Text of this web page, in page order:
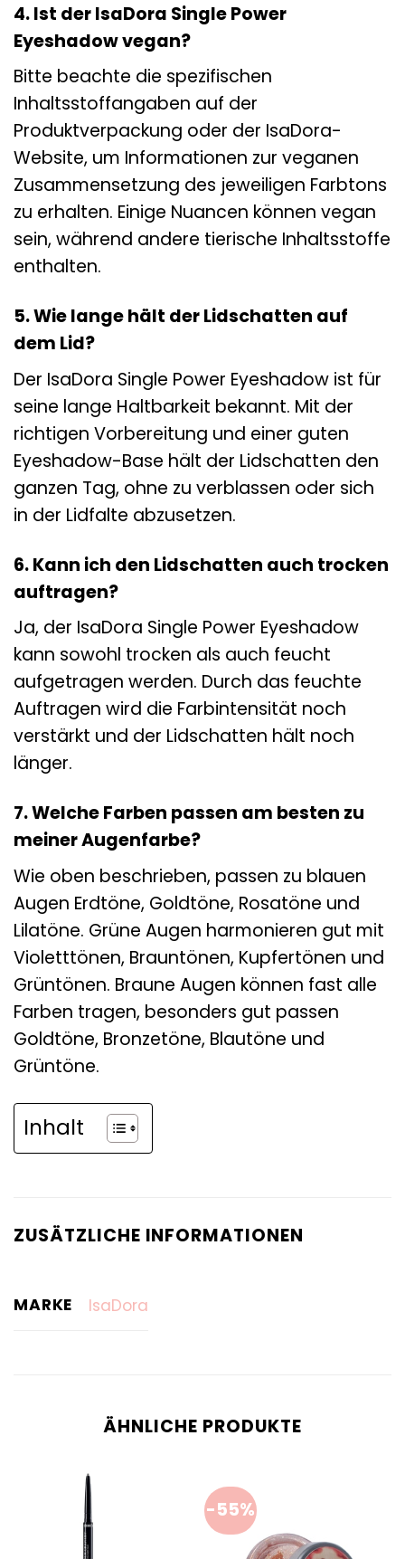
4. Ist der IsaDora Single Power
Eyeshadow vegan?
Bitte beachte die spezifischen
Inhaltsstoffangaben auf der
Produktverpackung oder der IsaDora-
Website, um Informationen zur veganen
Zusammensetzung des jeweiligen Farbtons
zu erhalten. Einige Nuancen können vegan
sein, während andere tierische Inhaltsstoffe
enthalten.
5. Wie lange hält der Lidschatten auf
dem Lid?
Der IsaDora Single Power Eyeshadow ist für
seine lange Haltbarkeit bekannt. Mit der
richtigen Vorbereitung und einer guten
Eyeshadow-Base hält der Lidschatten den
ganzen Tag, ohne zu verblassen oder sich
in der Lidfalte abzusetzen.
6. Kann ich den Lidschatten auch trocken
auftragen?
Ja, der IsaDora Single Power Eyeshadow
kann sowohl trocken als auch feucht
aufgetragen werden. Durch das feuchte
Auftragen wird die Farbintensität noch
verstärkt und der Lidschatten hält noch
länger.
7. Welche Farben passen am besten zu
meiner Augenfarbe?
Wie oben beschrieben, passen zu blauen
Augen Erdtöne, Goldtöne, Rosatöne und
Lilatöne. Grüne Augen harmonieren gut mit
Violetttönen, Brauntönen, Kupfertönen und
Grüntönen. Braune Augen können fast alle
Farben tragen, besonders gut passen
Goldtöne, Bronzetöne, Blautöne und
Grüntöne.
Inhalt
ZUSÄTZLICHE INFORMATIONEN
MARKE IsaDora
ÄHNLICHE PRODUKTE
-55%